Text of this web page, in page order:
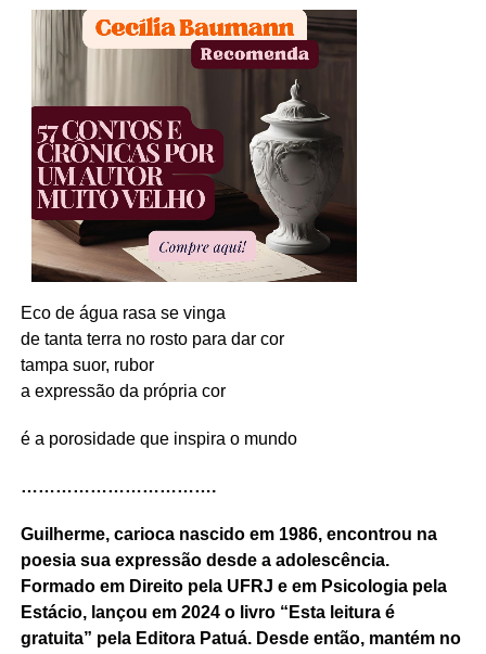
Eco de água rasa se vinga
de tanta terra no rosto para dar cor
tampa suor, rubor
a expressão da própria cor
é a porosidade que inspira o mundo
…………………………….
Guilherme, carioca nascido em 1986, encontrou na
poesia sua expressão desde a adolescência.
Formado em Direito pela UFRJ e em Psicologia pela
Estácio, lançou em 2024 o livro “Esta leitura é
gratuita” pela Editora Patuá. Desde então, mantém no